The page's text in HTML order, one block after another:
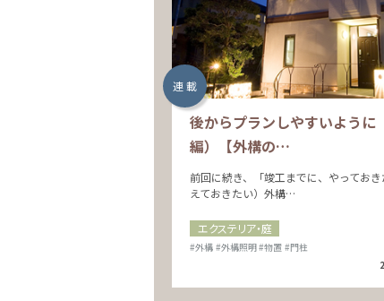
連 載
後からプランしやすいように
編）【外構の…
前回に続き、「竣工までに、やってお
えておきたい）外構…
エクステリア・庭
#外構 #外構照明#物置 #門柱